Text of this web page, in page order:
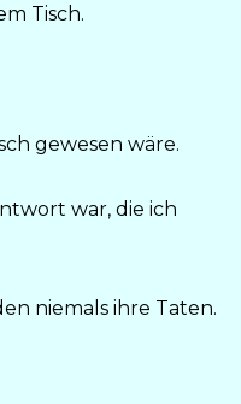
Tisch.
gewesen wäre.
war, die ich
niemals ihre Taten.